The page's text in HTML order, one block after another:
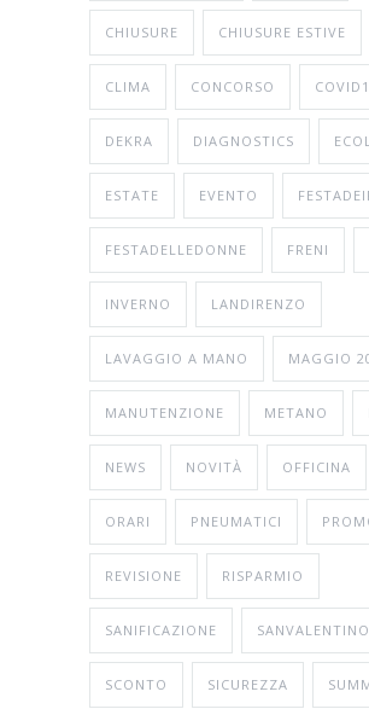
CHIUSURE CHIUSURE ESTIVE
CLIMA CONCORSO
DEKRA DIAGNOSTICS
ESTATE EVENTO
FESTADELLEDONNE FRENI
INVERNO LANDIRENZO
LAVAGGIO A MANO MAGGIO
MANUTENZIONE METANO
NEWS NOVITÀ OFFICINA
ORARI PNEUMATICI
REVISIONE RISPARMIO
SANIFICAZIONE SANVALENTINO
SCONTO SICUREZZA